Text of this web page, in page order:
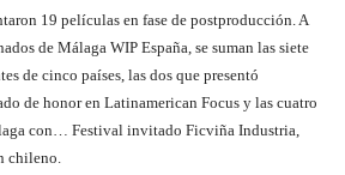
19 películas en fase de postproducción. A
de Málaga WIP España, se suman las siete
de cinco países, las dos que presentó
de honor en Latinamerican Focus y las cuatro
con… Festival invitado Ficviña Industria,
chileno.